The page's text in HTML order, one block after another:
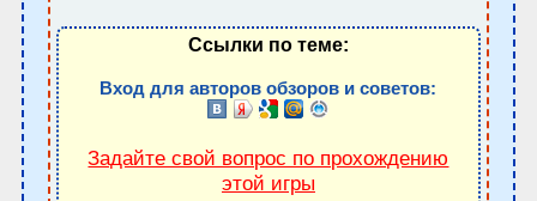
Ссылки по теме:
Вход для авторов обзоров и советов:
Задайте свой вопрос по прохождению
этой игры